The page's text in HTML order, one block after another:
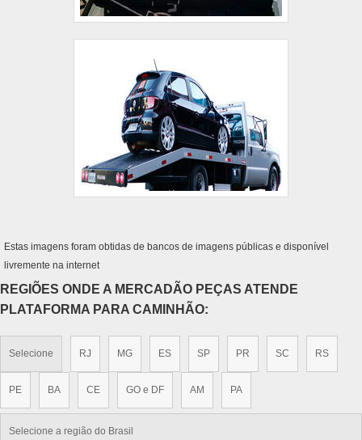
Estas imagens foram obtidas de bancos de imagens públicas e disponível
livremente na internet
REGIÕES ONDE A MERCADÃO PEÇAS ATENDE
PLATAFORMA PARA CAMINHÃO:
Selecione RJ MG ES SP PR SC RS
PE BA CE GO e DF AM PA
Selecione a região do Brasil